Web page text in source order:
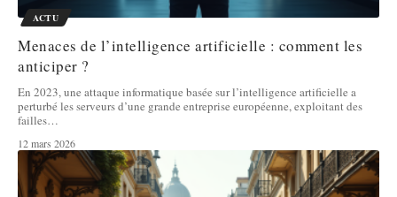
ACTU
Menaces de l’intelligence artificielle : comment les
anticiper ?
En 2023, une attaque informatique basée sur l’intelligence artificielle a
perturbé les serveurs d’une grande entreprise européenne, exploitant des
failles…
12 mars 2026